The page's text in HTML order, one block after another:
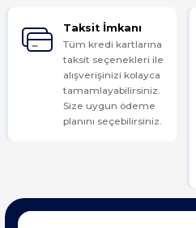
Taksit İmkanı
Tüm kredi kartlarına
taksit seçenekleri ile
alışverişinizi kolayca
tamamlayabilirsiniz.
Size uygun ödeme
planını seçebilirsiniz.